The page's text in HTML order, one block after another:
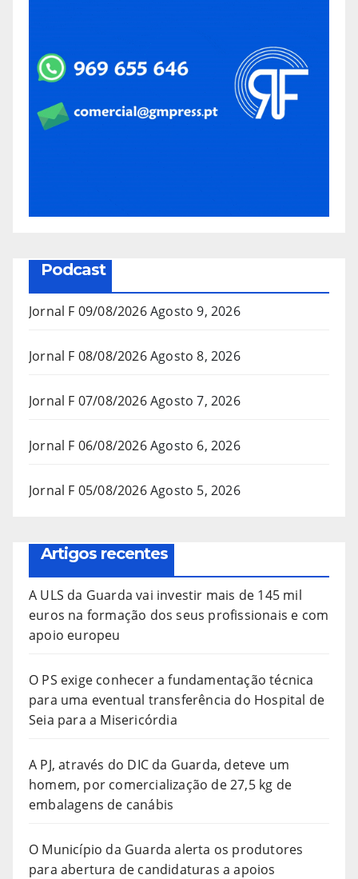
Podcast
Jornal F 09/08/2026Agosto 9, 2026
Jornal F 08/08/2026Agosto 8, 2026
Jornal F 07/08/2026Agosto 7, 2026
Jornal F 06/08/2026Agosto 6, 2026
Jornal F 05/08/2026Agosto 5, 2026
Artigos recentes
A ULS da Guarda vai investir mais de 145 mil
euros na formação dos seus profissionais e com
apoio europeu
O PS exige conhecer a fundamentação técnica
para uma eventual transferência do Hospital de
Seia para a Misericórdia
A PJ, através do DIC da Guarda, deteve um
homem, por comercialização de 27,5 kg de
embalagens de canábis
O Município da Guarda alerta os produtores
para abertura de candidaturas a apoios